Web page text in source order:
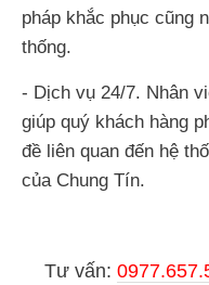
pháp khắc phục cũng
thống.
- Dịch vụ 24/7. Nhân
giúp quý khách hàng
đề liên quan đến hệ
của Chung Tín.
Tư vấn: